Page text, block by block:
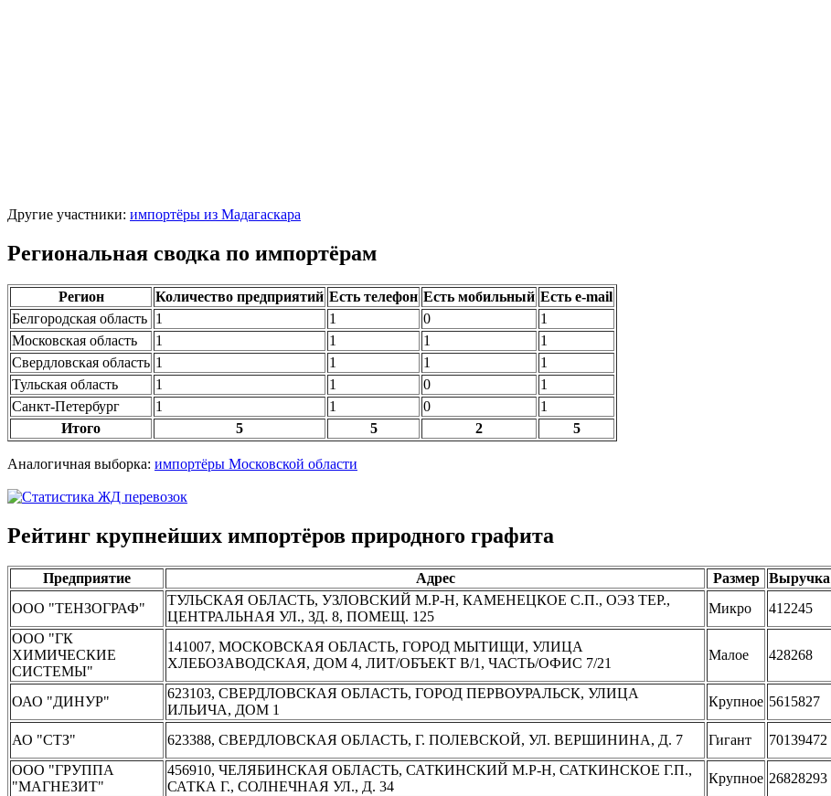
Другие участники: импортёры из Мадагаскара
Региональная сводка по импортёрам
Регион Количество предприятий Есть телефон Есть мобильный Есть e-mail
Белгородская область 1 1 0
1
Московская область
1 1 1
1
Свердловская область 1 1 1
1
Тульская область
1 1 0
1
Санкт-Петербург
1 1 0
1
Итого
5 5 2 5
Аналогичная выборка: импортёры Московской области
Рейтинг крупнейших импортёров природного графита
Предприятие Адрес Размер Выручка
ООО "ТЕНЗОГРАФ"
ТУЛЬСКАЯ ОБЛАСТЬ, УЗЛОВСКИЙ М.Р-Н, КАМЕНЕЦКОЕ С.П., ОЭЗ ТЕР.,
ЦЕНТРАЛЬНАЯ УЛ., ЗД. 8, ПОМЕЩ. 125
Микро 412245
ООО "ГК
ХИМИЧЕСКИЕ
СИСТЕМЫ"
141007, МОСКОВСКАЯ ОБЛАСТЬ, ГОРОД МЫТИЩИ, УЛИЦА
ХЛЕБОЗАВОДСКАЯ, ДОМ 4, ЛИТ/ОБЪЕКТ В/1, ЧАСТЬ/ОФИС 7/21
Малое 428268
ОАО "ДИНУР"
623103, СВЕРДЛОВСКАЯ ОБЛАСТЬ, ГОРОД ПЕРВОУРАЛЬСК, УЛИЦА
ИЛЬИЧА, ДОМ 1
Крупное 5615827
АО "СТЗ"
623388, СВЕРДЛОВСКАЯ ОБЛАСТЬ, Г. ПОЛЕВСКОЙ, УЛ. ВЕРШИНИНА, Д. 7 Гигант 70139472
ООО "ГРУППА
"МАГНЕЗИТ"
456910, ЧЕЛЯБИНСКАЯ ОБЛАСТЬ, САТКИНСКИЙ М.Р-Н, САТКИНСКОЕ Г.П.,
САТКА Г., СОЛНЕЧНАЯ УЛ., Д. 34
Крупное 26828293